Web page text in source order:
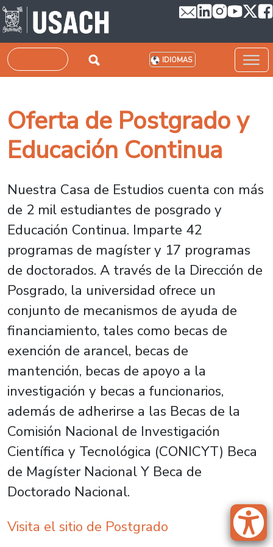
Pasar al contenido principal
Buscar IDIOMAS
Oferta de Postgrado y
Educación Continua
Nuestra Casa de Estudios cuenta con más
de 2 mil estudiantes de posgrado y
Educación Continua. Imparte 42
programas de magíster y 17 programas
de doctorados. A través de la Dirección de
Posgrado, la universidad ofrece un
conjunto de mecanismos de ayuda de
financiamiento, tales como becas de
exención de arancel, becas de
mantención, becas de apoyo a la
investigación y becas a funcionarios,
además de adherirse a las Becas de la
Comisión Nacional de Investigación
Científica y Tecnológica (CONICYT) Beca
de Magíster Nacional Y Beca de
Doctorado Nacional.
Visita el sitio de Postgrado